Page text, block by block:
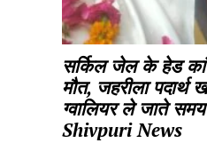
सर्किल जेल के हेड
मौत, जहरीला पदार्थ
ग्वालियर ले जाते
Shivpuri News